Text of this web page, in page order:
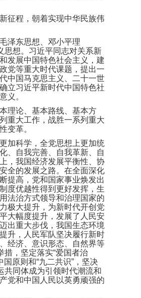
征程，朝着实现中华民族伟
泽东思想、邓小平理
思想。习近平同志对关系新
发展中国特色社会主义，建
党等重大时代课题，提出一
中国马克思主义、二十一世
立习近平新时代中国特色社
义。
理论、基本路线、基本方
重大工作，战胜一系列重大
变革。
加科学，全党思想上更加统
、自我完善、自我革新、自
，我国经济发展平衡性、协
全的发展之路。在全面深化
提高，党和国家事业焕发出
度优越性得到更好发挥，生
法治方式领导和治理国家的
极大提升，为新时代开创党
大幅度提升，发展了人民安
出重大步伐，我国生态环境
升，人民军队坚决履行新时
经济、意识形态、自然界等
措，坚定落实“爱国者治
原则和“九二共识”，坚决
共同体成为引领时代潮流和
党和中国人民以英勇顽强的